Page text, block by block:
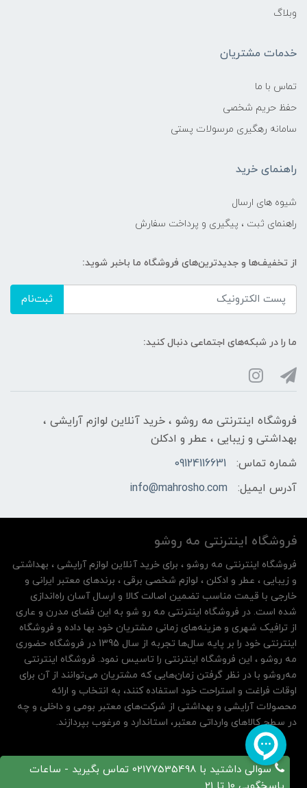
وبلاگ
خدمات مشتریان
تماس با ما
حفظ حریم شخصی
سامانه رهگیری مرسولات پستی
راهنمای خرید
شیوه های ارسال
راهنمای ثبت ، پیگیری و پرداخت سفارش
از تخفیف‌ها و جدیدترین‌های فروشگاه ما باخبر شوید:
ثبت‌نام
ما را در شبکه‌های اجتماعی دنبال کنید:
فروشگاه اینترنتی مه‌ رو‌شو ، خرید آنلاین لوازم آرایشی ،
بهداشتی و زیبایی ، عطر و ادکلن
شماره تماس:
09124116631
آدرس ایمیل:
info@mahrosho.com
سوالی داشتید با 02177535498 تماس بگیرید - ساعات
فروشگاه اینترنتی مه‌ رو‌شو
فروشگاه اینترنتی مه‌ رو‌شو ، برای خرید آنلاین لوازم آرایشی ، بهداشتی
و زیبایی ، عطر و ادکلن ، لوازم شخصی برقی ، برندهای معتبر ایرانی و
خارجی با قیمت مناسب تضمین اصالت کالا و ارسال آسان راه‌اندازی
شده است. در فروشگاه اینترنتی مه رو شو به این فضای مدرن و عاری
از ترافیک شهری و هزینه‌های زمانی مشتریان خود بها داده و فروشگاه
اینترنتی خود را بر پایه سال‌ها تجربه از سال 1395 در فروشگاه حضوری
مه روشو ، این فروشگاه اینترنتی را تاسیس نمود. فروشگاه اینترنتی
مه‌رو‌شو با در نظر گرفتن زمان‌هایی که مشتریان می‌توانند از آن‌ برای
اوقات فراغت و استراحت خود استفاده کنند، به انتخاب و ارائه
محصولات آرایشی و بهداشتی از شرکت‌های معتبر بومی و داخلی و چه
در سطح کالاهای وارداتی معتبر، استاندارد و مرغوب بپردازند.